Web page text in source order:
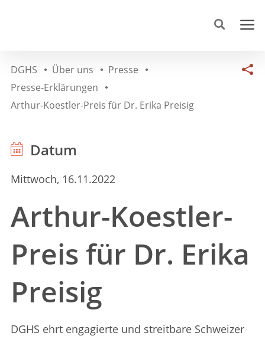
DGHS Über uns
Presse
Presse-Erklärungen
Arthur-Koestler-Preis für Dr. Erika Preisig
Datum
Mittwoch, 16.11.2022
Arthur-Koestler-
Preis für Dr. Erika
Preisig
DGHS ehrt engagierte und streitbare Schweizer